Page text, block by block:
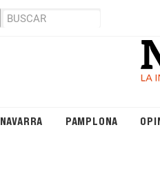
NAVARRA PAMPLONA